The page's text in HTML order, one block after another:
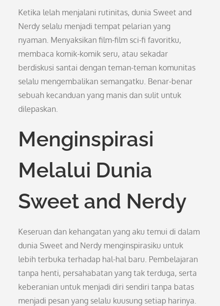
Ketika lelah menjalani rutinitas, dunia Sweet and
Nerdy selalu menjadi tempat pelarian yang
nyaman. Menyaksikan film-film sci-fi favoritku,
membaca komik-komik seru, atau sekadar
berdiskusi santai dengan teman-teman komunitas
selalu mengembalikan semangatku. Benar-benar
sebuah kecanduan yang manis dan sulit untuk
dilepaskan.
Menginspirasi
Melalui Dunia
Sweet and Nerdy
Keseruan dan kehangatan yang aku temui di dalam
dunia Sweet and Nerdy menginspirasiku untuk
lebih terbuka terhadap hal-hal baru. Pembelajaran
tanpa henti, persahabatan yang tak terduga, serta
keberanian untuk menjadi diri sendiri tanpa batas
menjadi pesan yang selalu kuusung setiap harinya.